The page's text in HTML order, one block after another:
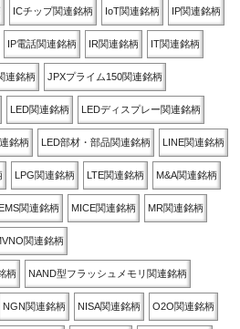
ICチップ関連銘柄 IoT関連銘柄 IP関連銘柄
IP電話関連銘柄 IR関連銘柄 IT関連銘柄
連銘柄 JPXプライム150関連銘柄
LED関連銘柄 LEDディスプレー関連銘柄
銘柄 LED部材・部品関連銘柄 LINE関連銘柄
LPG関連銘柄 LTE関連銘柄 M&A関連銘柄
関連銘柄 MICE関連銘柄 MR関連銘柄
関連銘柄
柄 NAND型フラッシュメモリ関連銘柄
NGN関連銘柄 NISA関連銘柄 O2O関連銘柄